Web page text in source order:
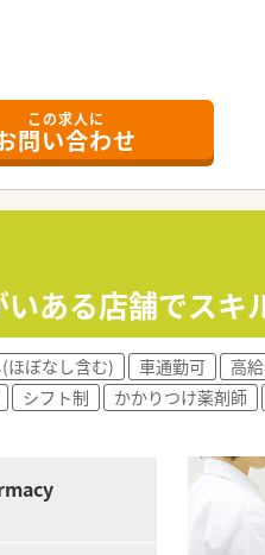
き便利。
つながります。
く場合がございます。
・看護師・事務職全ての職
修等も行われています。
算定方法等の教育カリキュ
カ月の病院研修も行われてい
この求人に
問い合わせ
ある店舗でスキ
ほぼなし含む) 車通勤可
高
シフト制 かかりつけ薬剤師